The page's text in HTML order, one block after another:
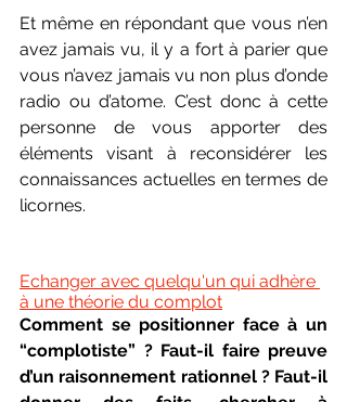
Et même en répondant que vous n’en
avez jamais vu, il y a fort à parier que
vous n’avez jamais vu non plus d’onde
radio ou d’atome. C’est donc à cette
personne de vous apporter des
éléments visant à reconsidérer les
connaissances actuelles en termes de
licornes.
Echanger avec quelqu'un qui adhère
à une théorie du complot
Comment se positionner face à un
“complotiste” ? Faut-il faire preuve
d’un raisonnement rationnel ? Faut-il